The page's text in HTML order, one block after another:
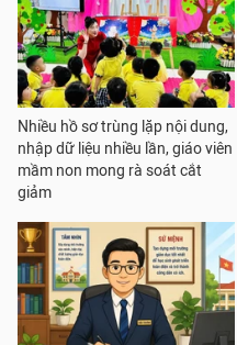
Nhiều hồ sơ trùng lặp nội dung,
nhập dữ liệu nhiều lần, giáo viên
mầm non mong rà soát cắt
giảm